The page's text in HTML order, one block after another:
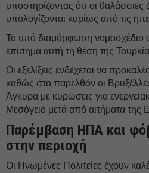
υποστηρίζοντας ότι οι
υπολογίζονται κυρίως από τις
Το υπό διαμόρφωση νομοσχέδιο
επίσημα αυτή τη θέση της
Οι εξελίξεις ενδέχεται να
καθώς στο παρελθόν οι
Άγκυρα με κυρώσεις για
Μεσόγειο μετά από αιτήματα της
Παρέμβαση ΗΠΑ και
στην περιοχή
Οι Ηνωμένες Πολιτείες έχουν